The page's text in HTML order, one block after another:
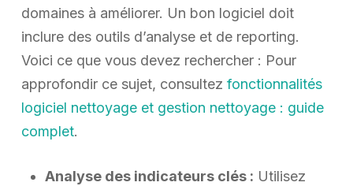
domaines à améliorer. Un bon logiciel doit
inclure des outils d’analyse et de reporting.
Voici ce que vous devez rechercher : Pour
approfondir ce sujet, consultez fonctionnalités
logiciel nettoyage et gestion nettoyage : guide
complet.
Analyse des indicateurs clés : Utilisez